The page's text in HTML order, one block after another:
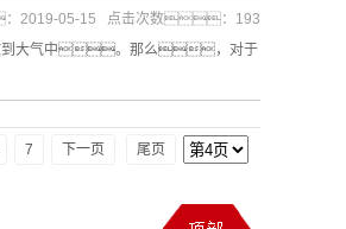
排放到大气中。那么，对于
2019-05-15 点击次数：193
7 下一页 尾页